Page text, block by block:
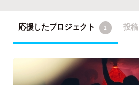
応援したプロジェクト 1 投